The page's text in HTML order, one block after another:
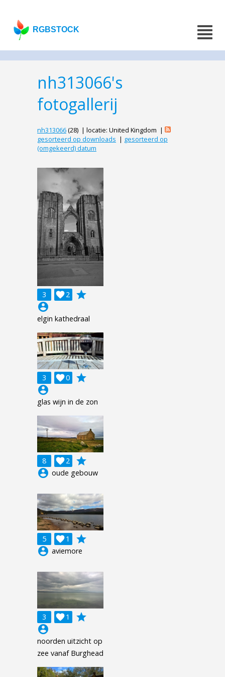
RGBSTOCK
nh313066's
fotogallerij
nh313066(28) | locatie: United Kingdom |
gesorteerd op downloads | gesorteerd op
(omgekeerd) datum
3 2

grade
account_circle
elgin kathedraal
3 0

grade
account_circle
glas wijn in de zon
8 2

grade
account_circle oude gebouw
5 1

grade
account_circle aviemore
3 1

grade
account_circle
noorden uitzicht op
zee vanaf Burghead